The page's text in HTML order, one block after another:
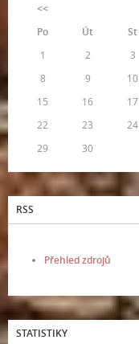
<<
Po
Út St
1
2 3
8
9 10
15
16 17
22
23 24
29
30
RSS
Přehled zdrojů
STATISTIKY